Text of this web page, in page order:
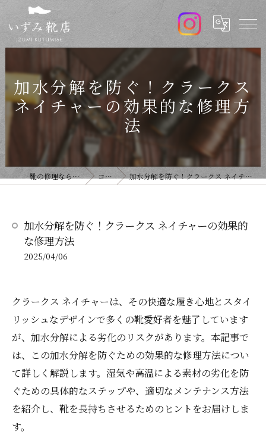
加水分解を防ぐ！クラークス
ネイチャーの効果的な修理方
法
靴の修理ならいずみ靴店 コラム 加水分解を防ぐ！クラークス ネイチャーの効果的な修理方法
加水分解を防ぐ！クラークス ネイチャーの効果的
な修理方法
2025/04/06
クラークス ネイチャーは、その快適な履き心地とスタイ
リッシュなデザインで多くの靴愛好者を魅了しています
が、加水分解による劣化のリスクがあります。本記事で
は、この加水分解を防ぐための効果的な修理方法につい
て詳しく解説します。湿気や高温による素材の劣化を防
ぐための具体的なステップや、適切なメンテナンス方法
を紹介し、靴を長持ちさせるためのヒントをお届けしま
す。